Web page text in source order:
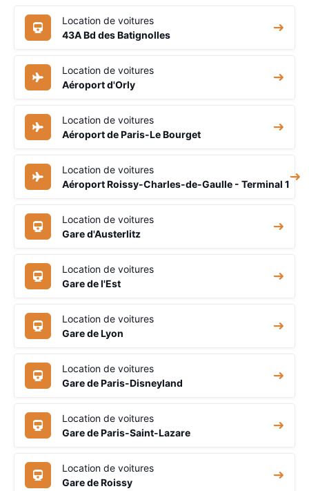
Location de voitures
43A Bd des Batignolles
Location de voitures
Aéroport d'Orly
Location de voitures
Aéroport de Paris-Le Bourget
Location de voitures
Aéroport Roissy-Charles-de-Gaulle - Terminal 1
Location de voitures
Gare d'Austerlitz
Location de voitures
Gare de l'Est
Location de voitures
Gare de Lyon
Location de voitures
Gare de Paris-Disneyland
Location de voitures
Gare de Paris-Saint-Lazare
Location de voitures
Gare de Roissy